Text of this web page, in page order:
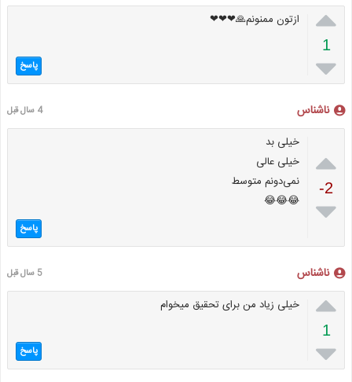

1

ازتون ممنونم🙏❤❤❤
پاسخ
ناشناس 4 سال قبل

-2

خیلی بد
خیلی عالی
نمی‌دونم متوسط
😂😂😂
پاسخ
ناشناس 5 سال قبل

1

خیلی زیاد من برای تحقیق میخوام
پاسخ